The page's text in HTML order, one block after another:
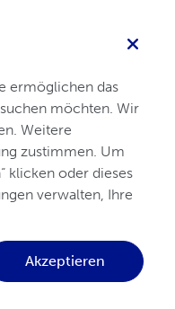
Anmelden
ermöglichen das
möchten. Wir
Weitere
zustimmen. Um
klicken oder dieses
verwalten, Ihre
Akzeptieren